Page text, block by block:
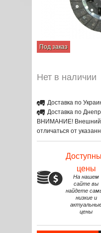
Под заказ
Нет в наличии
Доставка по
Доставка по
ВНИМАНИЕ! Внешний
отличаться от
цены
На нашем
сайте вы
найдете
низкие и
цены